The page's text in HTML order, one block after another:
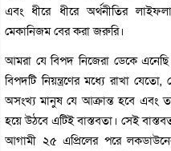
এবং ধীরে ধীরে অর্থনীতির
মেকানিজম বের করা জরুরি।
আমরা যে বিপদ নিজেরা ডেকে
বিপদটি নিয়ন্ত্রণের মধ্যে রাখা
অসংখ্য মানুষ যে আক্রান্ত হবে এবং
হয়ে উঠবে এটিই বাস্তবতা। সেই
আগামী ২৫ এপ্রিলের পরে